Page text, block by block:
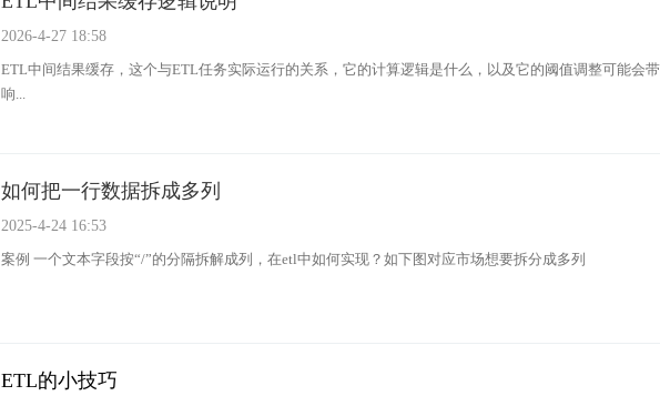
2026-4-27 18:58
ETL中间结果缓存，这个与ETL任务实际运行的关系，它的计算逻辑是什么，以及它的阈值调整可能会
响...
如何把一行数据拆成多列
2025-4-24 16:53
案例 一个文本字段按“/”的分隔拆解成列，在etl中如何实现？如下图对应市场想要拆分成多列
ETL的小技巧